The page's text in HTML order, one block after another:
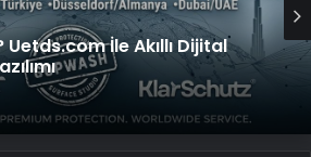
Uetds.com İle Akıllı Dijital